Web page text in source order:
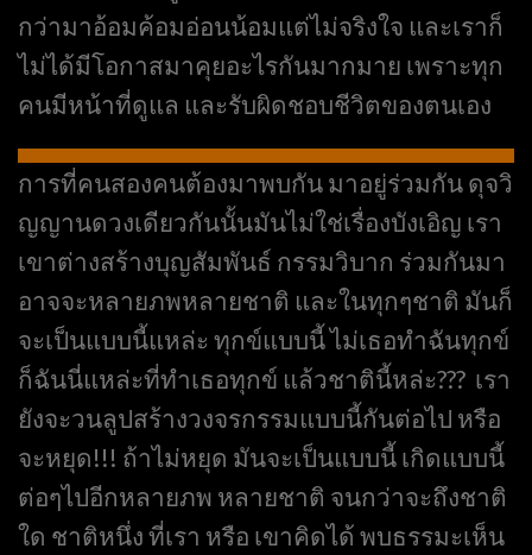
กว่ามาอ้อมค้อมอ่อนน้อมแต่ไม่จริงใจ และเราก็
ไม่ได้มีโอกาสมาคุยอะไรกันมากมาย เพราะทุก
คนมีหน้าที่ดูแล และรับผิดชอบชีวิตของตนเอง
การที่คนสองคนต้องมาพบกัน มาอยู่ร่วมกัน ดุจวิ
ญญานดวงเดียวกันนั้นมันไม่ใช่เรื่องบังเอิญ เรา
เขาต่างสร้างบุญสัมพันธ์ กรรมวิบาก ร่วมกันมา
อาจจะหลายภพหลายชาติ และในทุกๆชาติ มันก็
จะเป็นแบบนี้แหล่ะ ทุกข์แบบนี้ ไม่เธอทำฉันทุกข์
ก็ฉันนี่แหล่ะที่ทำเธอทุกข์ แล้วชาตินี้หล่ะ??? เรา
ยังจะวนลูปสร้างวงจรกรรมแบบนี้กันต่อไป หรือ
จะหยุด!!! ถ้าไม่หยุด มันจะเป็นแบบนี้ เกิดแบบนี้
ต่อๆไปอีกหลายภพ หลายชาติ จนกว่าจะถึงชาติ
ใด ชาติหนึ่ง ที่เรา หรือ เขาคิดได้ พบธรรมะเห็น